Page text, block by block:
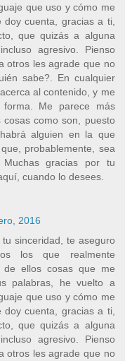
que uso y cómo me
doy cuenta, gracias a ti,
que quizás a alguna
agresivo. Pienso
otros les agrade que no
sabe?. En cualquier
al contenido, y me
Me parece más
como son, puesto
alguien en la que
probablemente, sea
gracias por tu
cuando lo desees.
2016
sinceridad, te aseguro
los que realmente
de ellos cosas que me
palabras, he vuelto a
que uso y cómo me
doy cuenta, gracias a ti,
que quizás a alguna
agresivo. Pienso
otros les agrade que no